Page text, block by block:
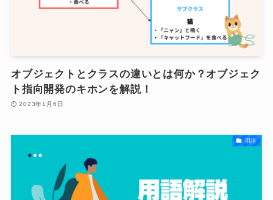
オブジェクトとクラスの違いとは何か？オブジェク
ト指向開発のキホンを解説！
2023年1月6日
用語